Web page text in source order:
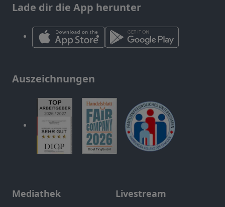
Lade dir die App herunter
Auszeichnungen
Mediathek Livestream